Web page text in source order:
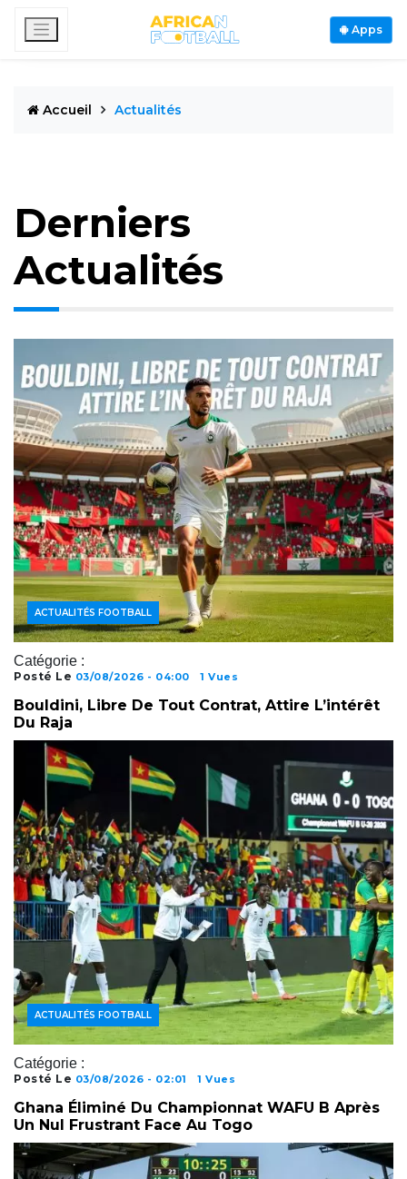
Apps
Accueil Actualités
Derniers
Actualités
Catégorie :
ACTUALITÉS FOOTBALL
Posté Le 03/08/2026 - 04:00 1 Vues
Bouldini, Libre De Tout Contrat, Attire L’intérêt
Du Raja
Catégorie :
ACTUALITÉS FOOTBALL
Posté Le 03/08/2026 - 02:01 1 Vues
Ghana Éliminé Du Championnat WAFU B Après
Un Nul Frustrant Face Au Togo